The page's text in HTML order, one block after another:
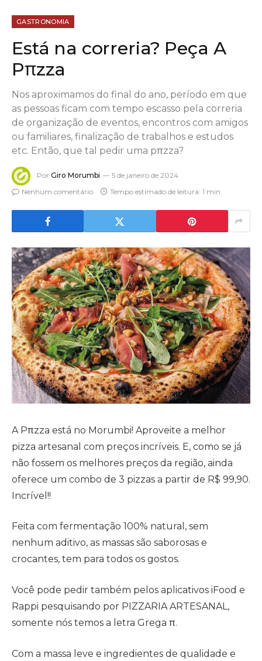
GASTRONOMIA
Está na correria? Peça A
Pπzza
Nos aproximamos do final do ano, período em que
as pessoas ficam com tempo escasso pela correria
de organização de eventos, encontros com amigos
ou familiares, finalização de trabalhos e estudos
etc. Então, que tal pedir uma pπzza?
Por Giro Morumbi
5 de janeiro de 2024
Nenhum comentário
Tempo estimado de leitura: 1 min
A Pπzza está no Morumbi! Aproveite a melhor
pizza artesanal com preços incríveis. E, como se já
não fossem os melhores preços da região, ainda
oferece um combo de 3 pizzas a partir de R$ 99,90.
Incrível!!
Feita com fermentação 100% natural, sem
nenhum aditivo, as massas são saborosas e
crocantes, tem para todos os gostos.
Você pode pedir também pelos aplicativos iFood e
Rappi pesquisando por PIZZARIA ARTESANAL,
somente nós temos a letra Grega π.
Com a massa leve e ingredientes de qualidade e